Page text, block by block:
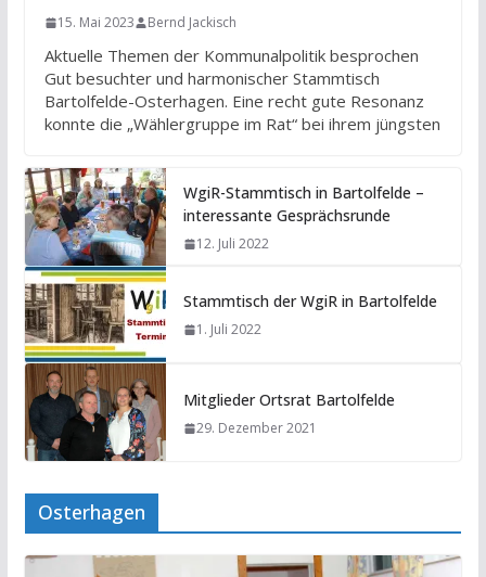
15. Mai 2023 Bernd Jackisch
Aktuelle Themen der Kommunalpolitik besprochen
Gut besuchter und harmonischer Stammtisch
Bartolfelde-Osterhagen. Eine recht gute Resonanz
konnte die „Wählergruppe im Rat“ bei ihrem jüngsten
WgiR-Stammtisch in Bartolfelde –
interessante Gesprächsrunde
12. Juli 2022
Stammtisch der WgiR in Bartolfelde
1. Juli 2022
Mitglieder Ortsrat Bartolfelde
29. Dezember 2021
Osterhagen